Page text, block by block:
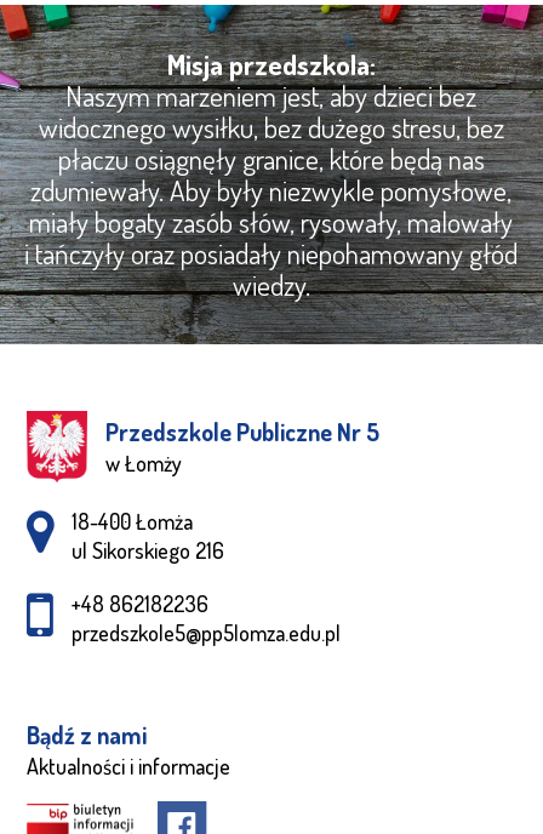
Misja przedszkola:
Naszym marzeniem jest, aby dzieci bez
widocznego wysiłku, bez dużego stresu, bez
płaczu osiągnęły granice, które będą nas
zdumiewały. Aby były niezwykle pomysłowe,
miały bogaty zasób słów, rysowały, malowały
i tańczyły oraz posiadały niepohamowany głód
wiedzy.
Przedszkole Publiczne Nr 5
w Łomży
Adres pocztowy:
18-400 Łomża
ul Sikorskiego 216
+48 862182236
przedszkole5@pp5lomza.edu.pl
Bądź z nami
Aktualności i informacje